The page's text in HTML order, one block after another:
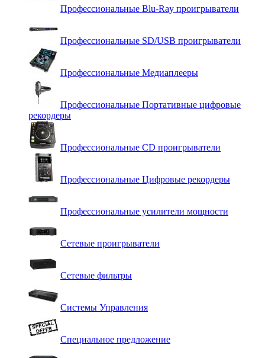
Профессиональные Blu-Ray проигрыватели
Профессиональные SD/USB проигрыватели
Профессиональные Медиаплееры
Профессиональные Портативные цифровые
рекордеры
Профессиональные СD проигрыватели
Профессиональные Цифровые рекордеры
Профессиональные усилители мощности
Сетевые проигрыватели
Сетевые фильтры
Системы Управления
Специальное предложение